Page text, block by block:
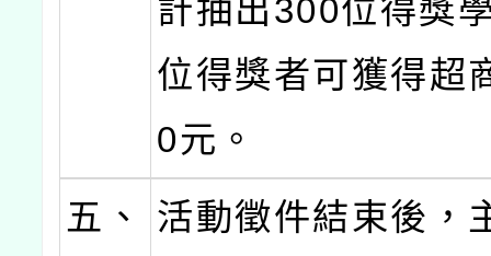
計抽出300位得獎
位得獎者可獲得超
0元。
五、
活動徵件結束後，